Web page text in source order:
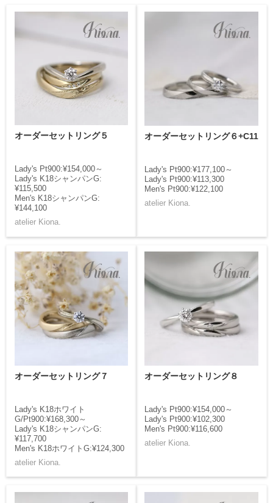
オーダーセットリング５
Lady's Pt900:¥154,000～
Lady's K18シャンパンG:
¥115,500
Men's K18シャンパンG:
¥144,100
atelier Kiona.
オーダーセットリング６+C11
Lady's Pt900:¥177,100～
Lady's Pt900:¥113,300
Men's Pt900:¥122,100
atelier Kiona.
オーダーセットリング７
Lady's K18ホワイト
G/Pt900:¥168,300～
Lady's K18シャンパンG:
¥117,700
Men's K18ホワイトG:¥124,300
atelier Kiona.
オーダーセットリング８
Lady's Pt900:¥154,000～
Lady's Pt900:¥102,300
Men's Pt900:¥116,600
atelier Kiona.